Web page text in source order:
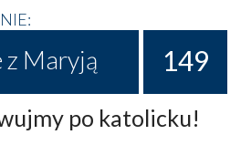
z Maryją 149
po katolicku!